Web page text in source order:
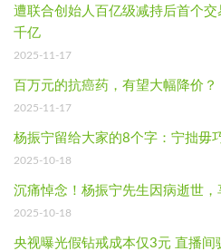
遭联合创始人百亿级减持后首个
千亿
2025-11-17
百万元的抗癌药，有望大幅降价？
2025-11-17
杨振宁留给大家的8个字：宁拙毋
2025-10-18
沉痛悼念！杨振宁先生因病逝世
2025-10-18
央视曝光假钻戒成本仅3元 直播间